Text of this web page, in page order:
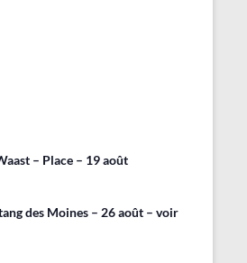
– Place – 19 août
des Moines – 26 août – voir